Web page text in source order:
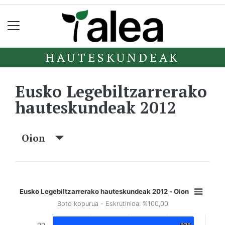
HAUTESKUNDEAK
Eusko Legebiltzarrerako
hauteskundeak 2012
Oion
Eusko Legebiltzarrerako hauteskundeak 2012 - Oion
Boto kopurua - Eskrutinioa: %100,00